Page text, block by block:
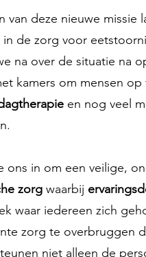
van deze nieuwe
in de zorg voor
na over de situatie na
kamers om mensen
en nog veel
ons in om een veilige,
zorg waarbij
waar iedereen zich
zorg te overbruggen
niet alleen de